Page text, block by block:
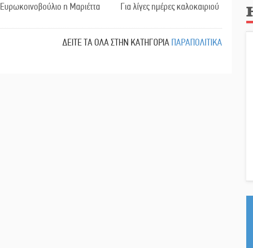
Ευρωκοινοβούλιο η Μαριέττα
Για λίγες ημέρες καλοκαιριού
ΔΕΙΤΕ ΤΑ ΟΛΑ ΣΤΗΝ ΚΑΤΗΓΟΡΙΑ ΠΑΡΑΠΟΛΙΤΙΚΑ